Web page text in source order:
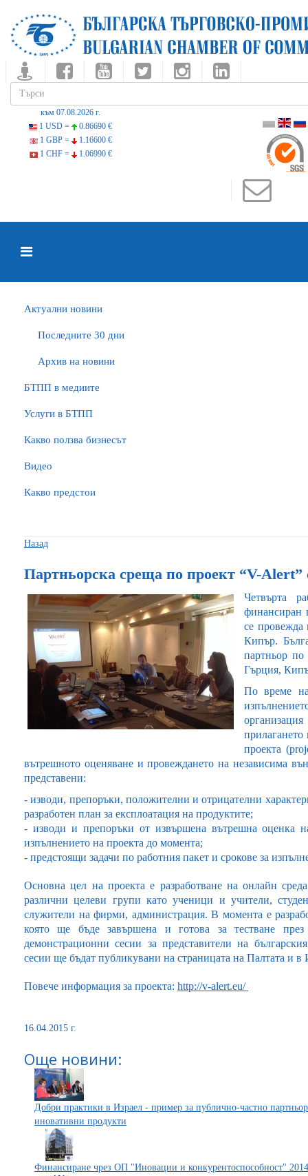
към 07.08.2026 г.
1 USD =
0.86690 €
1 GBP =
1.16600 €
1 CHF =
1.06990 €
Актуални новини
Последните 30 дни
Архив на новини
БTПП в медиите
Услуги в БТПП
Какво ползва бизнесът
Видео
Какво предстои
Назад
Партньорска среща по проект “V-Alert”
Четвърта
финансиран
се
Кипър.
партньор по
Гърция,
По време
прилагането
проекта
вътрешното оценяване и провеждането на независима
представени:
- изводи, препоръки, положителни и отрицателни
разработен план за експлоатация на продуктите;
- изводи и препоръки от извършена вътрешна оценка
изпълнението на проекта до момента;
- предстоящи задачи по работния пакет и срокове за
Основна цел на проекта е разработване на онлайн
различни целеви групи като ученици и учители,
служители на фирми, администрация. В момента е
която ще бъде завършена и готова за тестване
демонстрационни сесии за представители на
сесии ще бъдат публикувани на страницата на Палтата и
Повече информация за проекта: http://v-alert.eu/
16.04.2015 г.
Още новини:
Добри практики в Израел - пример за публично-частно
иновативни продукти
Финансиране чрез ОП "Иновации и конкурентоспособност"